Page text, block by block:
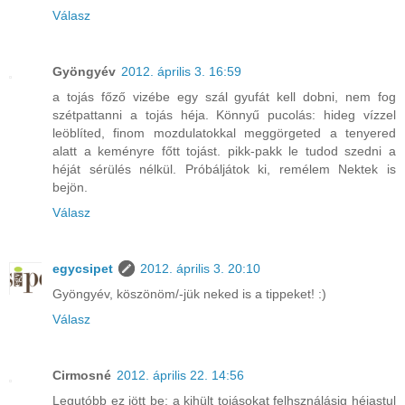
Válasz
Gyöngyév 2012. április 3. 16:59
a tojás főző vizébe egy szál gyufát kell dobni, nem fog
szétpattanni a tojás héja. Könnyű pucolás: hideg vízzel
leöblíted, finom mozdulatokkal meggörgeted a tenyered
alatt a keményre főtt tojást. pikk-pakk le tudod szedni a
héját sérülés nélkül. Próbáljátok ki, remélem Nektek is
bejön.
Válasz
egycsipet
2012. április 3. 20:10
Gyöngyév, köszönöm/-jük neked is a tippeket! :)
Válasz
Cirmosné 2012. április 22. 14:56
Legutóbb ez jött be: a kihült tojásokat felhsználásig héjastul